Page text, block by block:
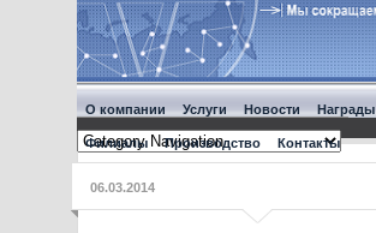
О компании Услуги Новости Награды
Филиалы Производство Контакты
06.03.2014